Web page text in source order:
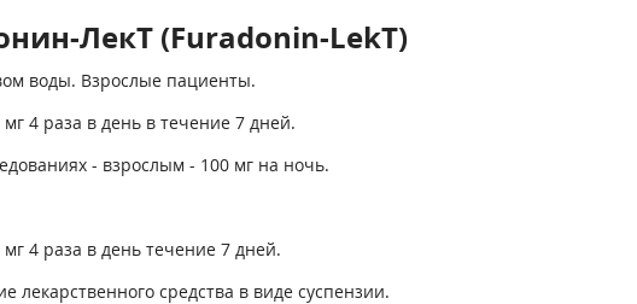
ЛекТ (Furadonin-LekT)
воды. Взрослые пациенты.
4 раза в день в течение 7 дней.
- взрослым - 100 мг на ночь.
4 раза в день течение 7 дней.
лекарственного средства в виде суспензии.